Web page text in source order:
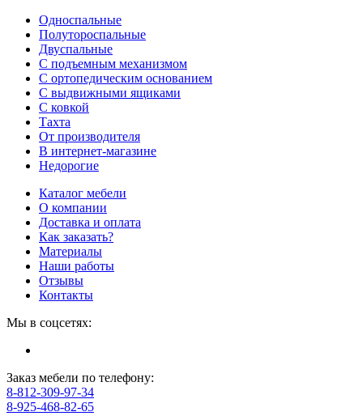
Односпальные
Полутороспальные
Двуспальные
С подъемным механизмом
С ортопедическим основанием
С выдвижными ящиками
С ковкой
Тахта
От производителя
В интернет-магазине
Недорогие
Каталог мебели
О компании
Доставка и оплата
Как заказать?
Материалы
Наши работы
Отзывы
Контакты
Мы в соцсетях:
Заказ мебели по телефону:
8-812-309-97-34
8-925-468-82-65